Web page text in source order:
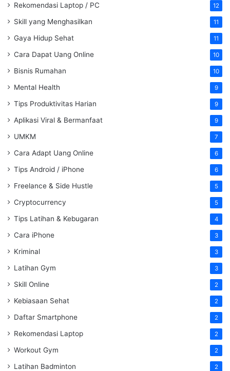
Rekomendasi Laptop / PC 12
Skill yang Menghasilkan 11
Gaya Hidup Sehat 11
Cara Dapat Uang Online 10
Bisnis Rumahan 10
Mental Health 9
Tips Produktivitas Harian 9
Aplikasi Viral & Bermanfaat 9
UMKM 7
Cara Adapt Uang Online 6
Tips Android / iPhone 6
Freelance & Side Hustle 5
Cryptocurrency 5
Tips Latihan & Kebugaran 4
Cara iPhone 3
Kriminal 3
Latihan Gym 3
Skill Online 2
Kebiasaan Sehat 2
Daftar Smartphone 2
Rekomendasi Laptop 2
Workout Gym 2
Latihan Badminton 2